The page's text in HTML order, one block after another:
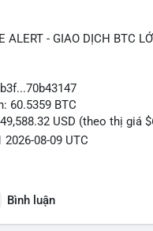
ALERT - GIAO DỊCH BTC
60.5359 BTC
USD (theo thị giá
2026-08-09 UTC
giá gần 4 triệu USD được
nằm gần vùng kháng cự
đẩy giá. Nếu số BTC
Bình luận